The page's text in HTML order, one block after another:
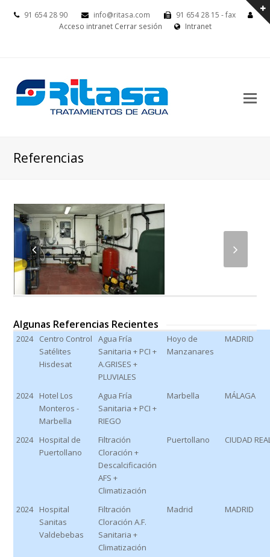
91 654 28 90 info@ritasa.com
91 654 28 15 - fax
Acceso intranet Cerrar sesión Intranet
Referencias
previous
slide
next
Algunas Referencias Recientes
2024 Centro Control
Satélites
Hisdesat
Agua Fría
Sanitaria + PCI +
A.GRISES +
PLUVIALES
Hoyo de
Manzanares
MADRID
2024 Hotel Los
Monteros -
Marbella
Agua Fría
Sanitaria + PCI +
RIEGO
Marbella MÁLAGA
2024 Hospital de
Puertollano
Filtración
Cloración +
Descalcificación
AFS +
Climatización
Puertollano CIUDAD
2024 Hospital
Sanitas
Valdebebas
Filtración
Cloración A.F.
Sanitaria +
Climatización
Madrid MADRID